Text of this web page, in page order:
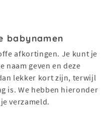
babynamen
afkortingen. Je kunt je
naam geven en deze
lekker kort zijn, terwijl
is. We hebben hieronder
verzameld.